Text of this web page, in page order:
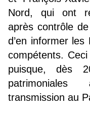
Nord, qui ont
après contrôle
d’en informer
compétents.
puisque, dès
transmission au